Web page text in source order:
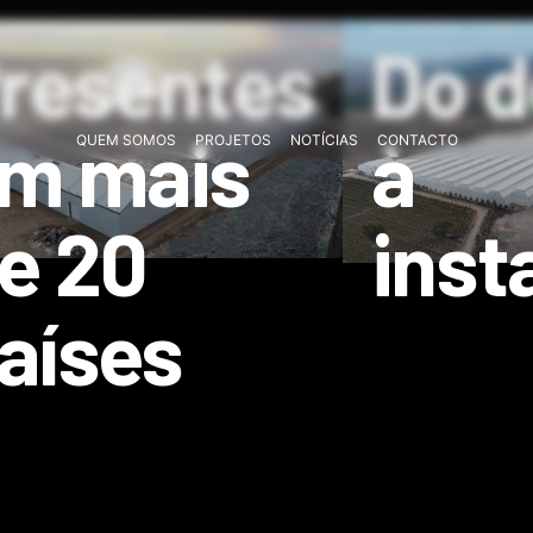
QUEM SOMOS PROJETOS NOTÍCIAS CONTACTO
INTERNACIONAIS
mais
20
SOLUÇÕES
Do
à